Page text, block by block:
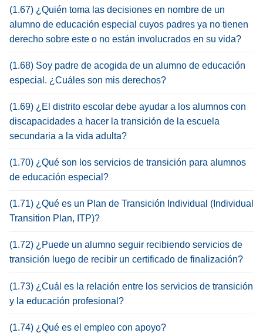
(1.67) ¿Quién toma las decisiones en nombre de un
alumno de educación especial cuyos padres ya no tienen
derecho sobre este o no están involucrados en su vida?
(1.68) Soy padre de acogida de un alumno de educación
especial. ¿Cuáles son mis derechos?
(1.69) ¿El distrito escolar debe ayudar a los alumnos con
discapacidades a hacer la transición de la escuela
secundaria a la vida adulta?
(1.70) ¿Qué son los servicios de transición para alumnos
de educación especial?
(1.71) ¿Qué es un Plan de Transición Individual (Individual
Transition Plan, ITP)?
(1.72) ¿Puede un alumno seguir recibiendo servicios de
transición luego de recibir un certificado de finalización?
(1.73) ¿Cuál es la relación entre los servicios de transición
y la educación profesional?
(1.74) ¿Qué es el empleo con apoyo?